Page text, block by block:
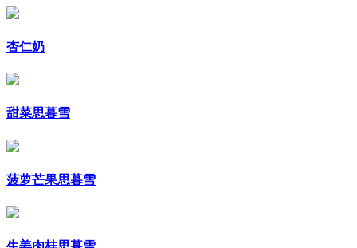
杏仁奶
甜菜思暮雪
菠萝芒果思暮雪